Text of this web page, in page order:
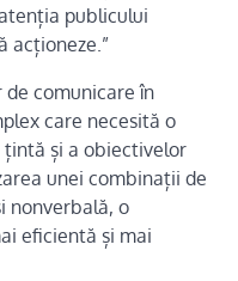
publicului
acționeze.”
comunicare în
care necesită o
și a obiectivelor
unei combinații de
nonverbală, o
eficientă și mai